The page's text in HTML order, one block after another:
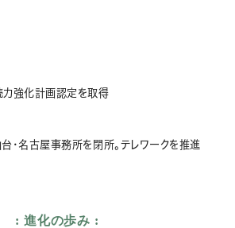
強化計画認定を取得
・名古屋事務所を閉所。テレワークを推進
進化の歩み